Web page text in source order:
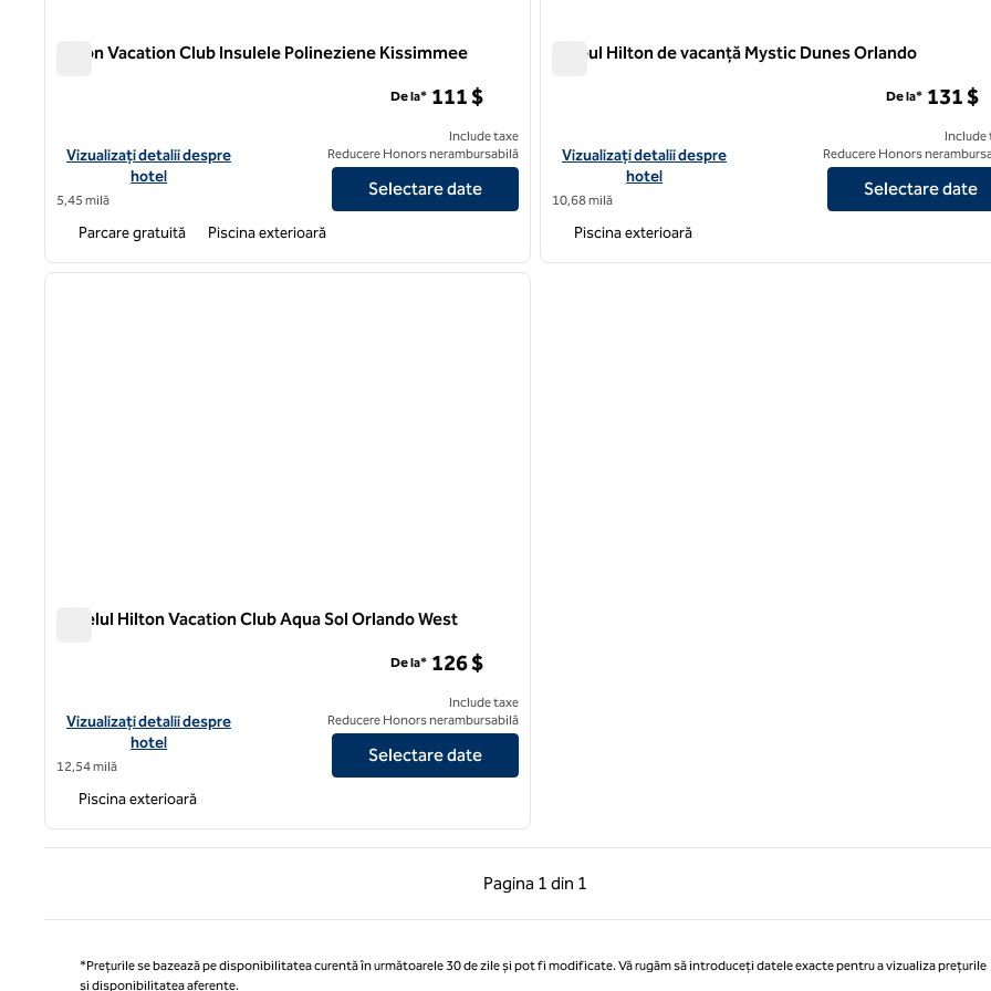
Hilton Vacation Club Insulele Polineziene Kissimmee
Vizualizați detaliile hotelului pentru Hilton Vacation Club Polynesian Isles Kissimmee
Vizualizați detalii despre
hotel
5,45 milă
De la* 111 $
Include taxe
Reducere Honors nerambursabilă
Selectare date
Parcare gratuită Piscina exterioară
Clubul Hilton de vacanță Mystic Dunes Orlando
Vizualizați detaliile hotelului Hilton Vacation Club Mystic Dunes
Vizualizați detalii despre
hotel
10,68 milă
De la* 131 $
Include
Reducere Honors
Selectare date
Piscina exterioară
1 din 12
imaginea următoare
Hotelul Hilton Vacation Club Aqua Sol Orlando West
Vizualizați detaliile hotelului Hilton Vacation Club Aqua Sol Orlando West
Vizualizați detalii despre
hotel
12,54 milă
De la* 126 $
Include taxe
Reducere Honors nerambursabilă
Selectare date
Piscina exterioară
Pagina 1 din 1
Pagina anterioară, 1 din 1
Pagina 1 din 1
*Prețurile se bazează pe disponibilitatea curentă în următoarele 30 de zile și pot fi modificate. Vă rugăm să introduceți datele exacte pentru a vizualiza prețurile
și disponibilitatea aferente.